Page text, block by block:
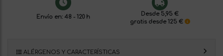
Envío en: 48 - 120 h
Desde 5,95 €
gratis desde 125 €
ALÉRGENOS Y CARACTERÍSTICAS